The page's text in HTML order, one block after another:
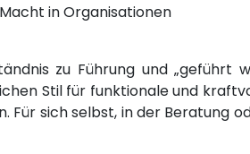
in Organisationen
zu Führung und „geführt
Stil für funktionale und
Für sich selbst, in der Beratung